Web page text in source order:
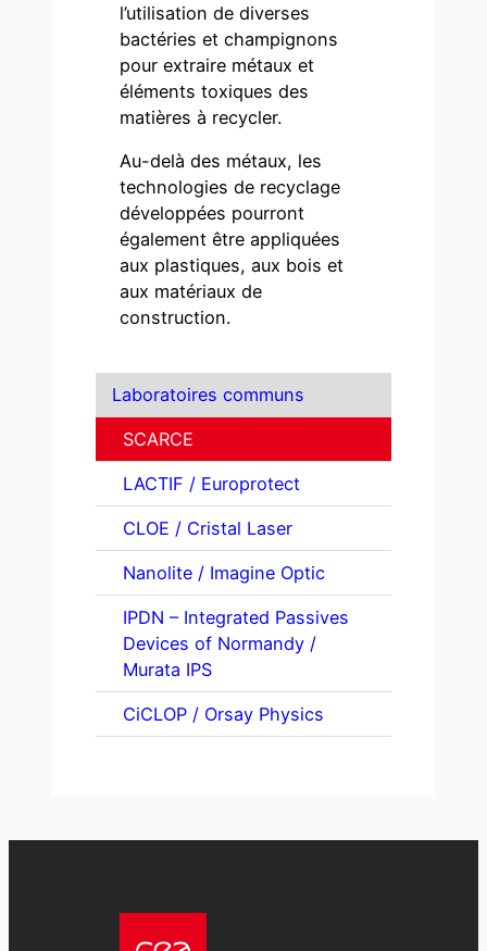
Laboratoires communs
SCARCE
LACTIF / Europrotect
CLOE / Cristal Laser
Nanolite / Imagine Optic
IPDN – Integrated Passives
Devices of Normandy /
Murata IPS
CiCLOP / Orsay Physics
l’utilisation de diverses
bactéries et champignons
pour extraire métaux et
éléments toxiques des
matières à recycler.
Au-delà des métaux, les
technologies de recyclage
développées pourront
également être appliquées
aux plastiques, aux bois et
aux matériaux de
construction.